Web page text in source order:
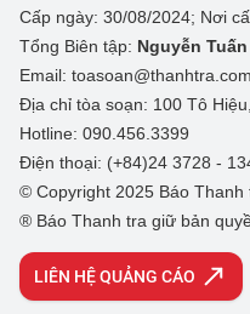
Cấp ngày: 30/08/2024; Nơi
Tổng Biên tập: Nguyễn
Email:
Địa chỉ tòa soạn: 100 Tô
Hotline: 090.456.3399
Điện thoại: (+84)24 3728 -
© Copyright 2025 Báo Thanh
® Báo Thanh tra giữ bản
LIÊN HỆ QUẢNG CÁO